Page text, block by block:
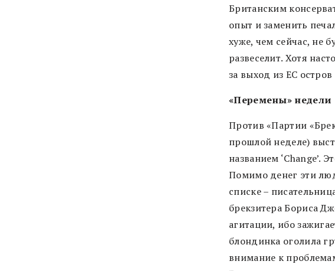
Британским
опыт и заменить
хуже, чем сейчас, не
развеселит. Хотя
за выход из ЕС
«Перемены» недели
Против «Партии
прошлой неделе)
названием ‘Change’.
Помимо денег эти
списке –
брекзитера Бориса
агитации, ибо
блондинка оголила
внимание к